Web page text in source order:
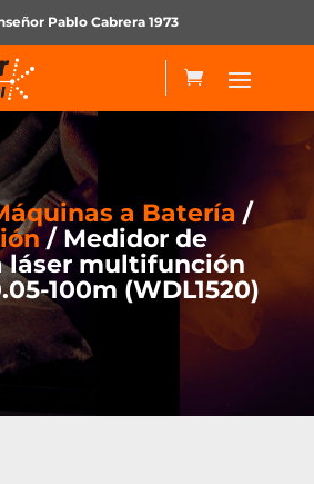
Pablo Cabrera 1973
a Batería /
/ Medidor de
láser multifunción
100m (WDL1520)